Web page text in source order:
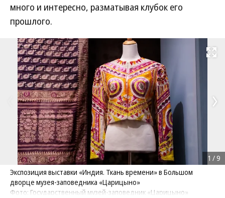
много и интересно, разматывая клубок его
прошлого.
Развернуть
Экспозиция выставки «Индия. Ткань времени» в Большом
дворце музея-заповедника «Царицыно»
Фото: Государственный музей-заповедник «Царицыно»
1 / 9